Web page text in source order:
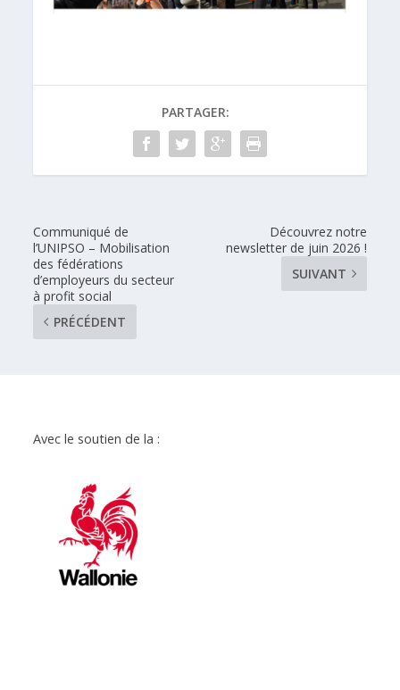
PARTAGER:
Communiqué de
l’UNIPSO – Mobilisation
des fédérations
d’employeurs du secteur
à profit social
PRÉCÉDENT
Découvrez notre
newsletter de juin 2026 !
SUIVANT
Avec le soutien de la :